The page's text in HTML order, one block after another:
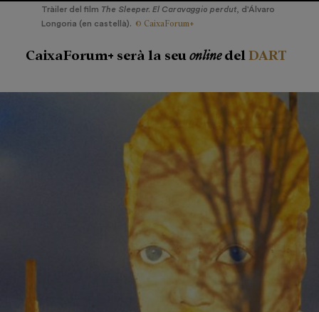
Tràiler del film The Sleeper. El Caravaggio perdut , d'Álvaro
Longoria (en castellà). © CaixaForum+
CaixaForum+ serà la seu onlinedel DART